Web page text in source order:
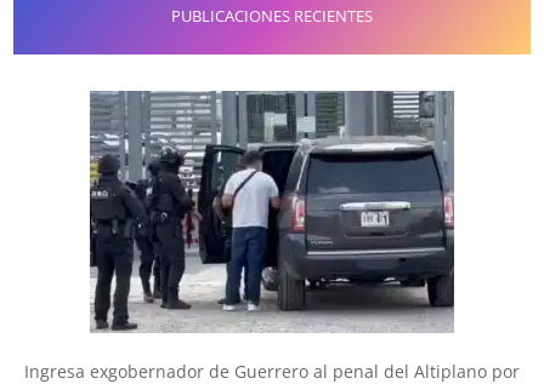
PUBLICACIONES RECIENTES
Ingresa exgobernador de Guerrero al penal del Altiplano por